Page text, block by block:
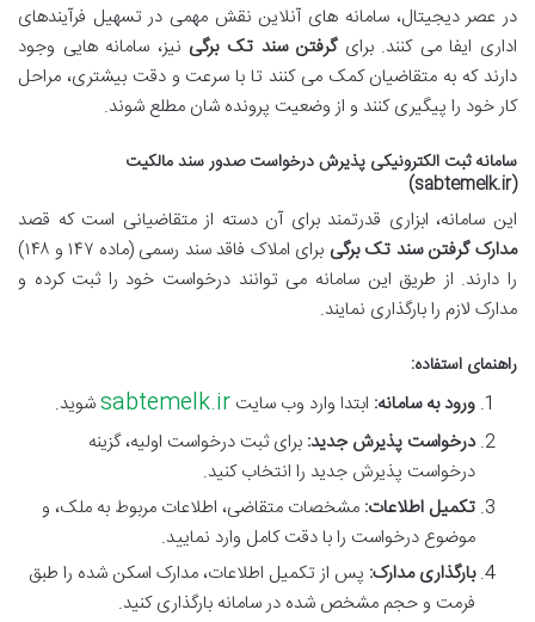
در عصر دیجیتال، سامانه های آنلاین نقش مهمی در تسهیل فرآیندهای
اداری ایفا می کنند. برایگرفتن سند تک برگی نیز، سامانه هایی وجود
دارند که به متقاضیان کمک می کنند تا با سرعت و دقت بیشتری، مراحل
کار خود را پیگیری کنند و از وضعیت پرونده شان مطلع شوند.
سامانه ثبت الکترونیکی پذیرش درخواست صدور سند مالکیت
(sabtemelk.ir)
این سامانه، ابزاری قدرتمند برای آن دسته از متقاضیانی است که قصد
مدارک گرفتن سند تک برگی
برای املاک فاقد سند رسمی (ماده ۱۴۷ و ۱۴۸)
را دارند. از طریق این سامانه می توانند درخواست خود را ثبت کرده و
مدارک لازم را بارگذاری نمایند.
راهنمای استفاده:
ورود به سامانه: ابتدا وارد وب سایت sabtemelk.irشوید.
درخواست پذیرش جدید: برای ثبت درخواست اولیه، گزینه
درخواست پذیرش جدید را انتخاب کنید.
تکمیل اطلاعات: مشخصات متقاضی، اطلاعات مربوط به ملک، و
موضوع درخواست را با دقت کامل وارد نمایید.
بارگذاری مدارک: پس از تکمیل اطلاعات، مدارک اسکن شده را طبق
فرمت و حجم مشخص شده در سامانه بارگذاری کنید.